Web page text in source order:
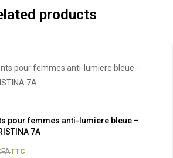
products
pour femmes anti-lumiere bleue –
: KRISTINA 7A
TTC